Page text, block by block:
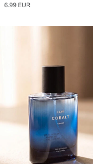
6.99 EUR